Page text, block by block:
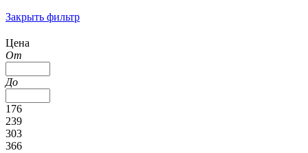
Закрыть фильтр
Цена
От
До
176
239
303
366